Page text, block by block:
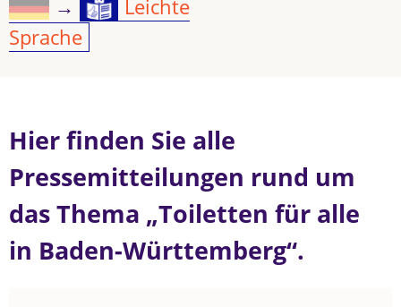
→
Leichte
Sprache
Hier finden Sie alle
Pressemitteilungen rund um
das Thema „Toiletten für alle
in Baden-Württemberg“.